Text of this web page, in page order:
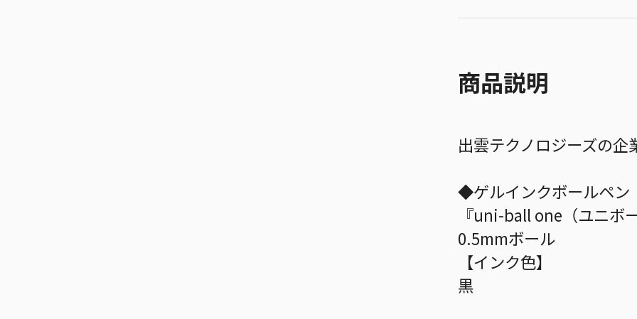
商品説明
出雲テクノロジーズの
◆ゲルインクボールペン
『uni-ball one（ユニボ
0.5mmボール
【インク色】
黒